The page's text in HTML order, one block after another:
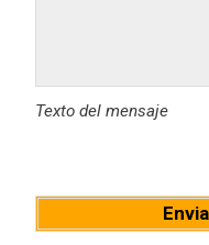
Texto del mensaje